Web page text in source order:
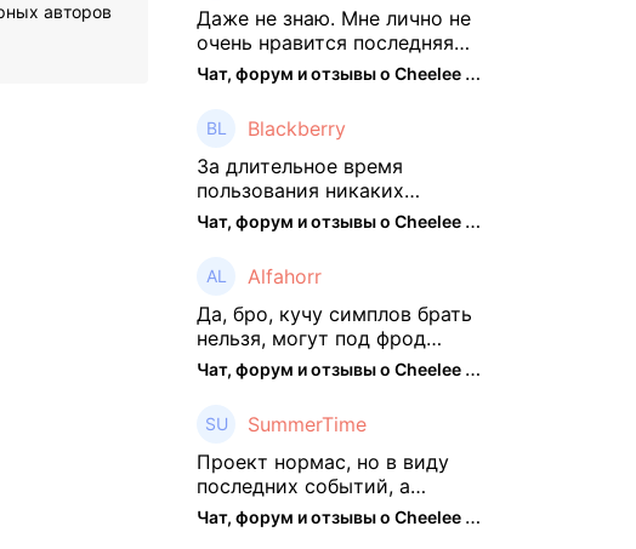
авторов
Даже не знаю. Мне лично не
очень нравится последняя
обнова. Благо у меня айфон
и базовые механики
платформы остались не
тронуты. То есть нет
автоматической прокачки
как у ...
Чат, форум и отзывы о Cheelee (CHEELEE) - The Hedger
Blackberry
За длительное время
пользования никаких
нареканий работу проекта у
меня не было, но в
последнее несколько
месяцев как то его
подзабросил (было много
изменений, решил отси ...
Чат, форум и отзывы о Cheelee (CHEELEE) - The Hedger
Alfahorr
Да, бро, кучу симплов брать
нельзя, могут под фрод
замести Я пока на 2 парах +
старты, полет нормальный🤓
👌🏻
Чат, форум и отзывы о Cheelee (CHEELEE) - The Hedger
SummerTime
Проект нормас, но в виду
последних событий, а
именно труднодоступности
рарок, придется теперь
Чат, форум и отзывы о Cheelee (CHEELEE) - The Hedger